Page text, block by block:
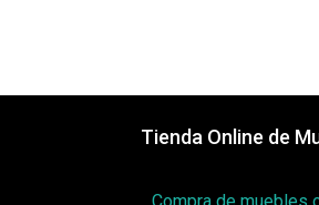
Tienda Online de
Compra de muebles